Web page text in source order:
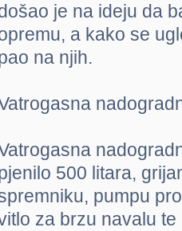
je na ideju da
a kako se
na njih.
500 litara,
pumpu
za brzu navalu